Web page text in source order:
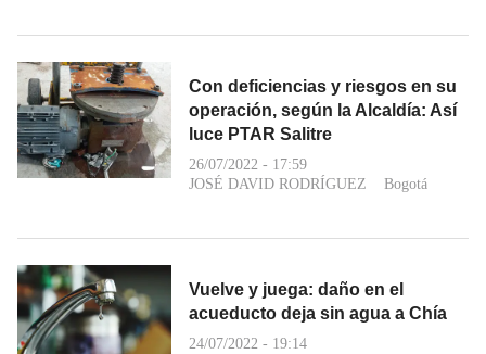
Con deficiencias y riesgos en su
operación, según la Alcaldía: Así
luce PTAR Salitre
26/07/2022 - 17:59
JOSÉ DAVID RODRÍGUEZ
Bogotá
Vuelve y juega: daño en el
acueducto deja sin agua a Chía
24/07/2022 - 19:14